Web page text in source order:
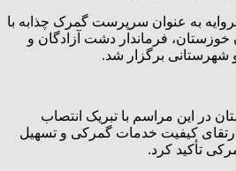
به عنوان سرپرست گمرک چذابه با
فرماندار دشت آزادگان و
شهرستانی برگزار شد.
در این مراسم با تبریک انتصاب
کیفیت خدمات گمرکی و تسهیل
تأکید کرد.